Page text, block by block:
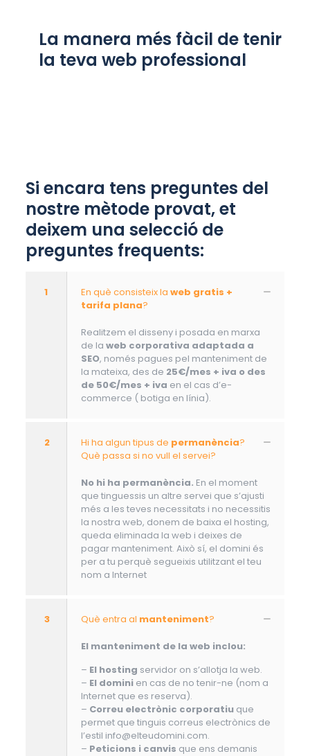
La manera més fàcil de tenir
la teva web professional
Si encara tens preguntes del
nostre mètode provat, et
deixem una selecció de
preguntes frequents:
1 En què consisteix la web gratis +
tarifa plana?
Realitzem el disseny i posada en marxa
de la web corporativa adaptada a
SEO, només pagues pel manteniment de
la mateixa, des de 25€/mes + iva o des
de 50€/mes + iva en el cas d’e-
commerce ( botiga en línia).
2 Hi ha algun tipus de permanència?
Què passa si no vull el servei?
No hi ha permanència. En el moment
que tinguessis un altre servei que s’ajusti
més a les teves necessitats i no necessitis
la nostra web, donem de baixa el hosting,
queda eliminada la web i deixes de
pagar manteniment. Això sí, el domini és
per a tu perquè segueixis utilitzant el teu
nom a Internet
3 Què entra al manteniment?
El manteniment de la web inclou:
– El hosting servidor on s’allotja la web.
– El dominien cas de no tenir-ne (nom a
Internet que es reserva).
– Correu electrònic corporatiuque
permet que tinguis correus electrònics de
l’estil info@elteudomini.com.
– Peticions i canvis que ens demanis